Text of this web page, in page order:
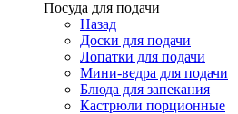
Посуда для подачи
Назад
Доски для подачи
Лопатки для подачи
Мини-ведра для подачи
Блюда для запекания
Кастрюли порционные